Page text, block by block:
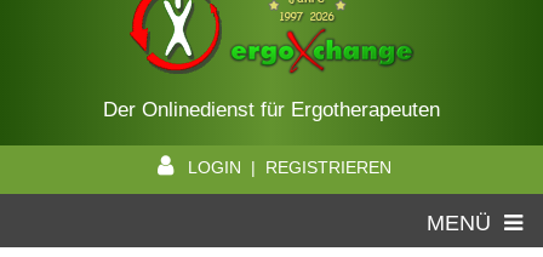
Der Onlinedienst für Ergotherapeuten
LOGIN | REGISTRIEREN
MENÜ